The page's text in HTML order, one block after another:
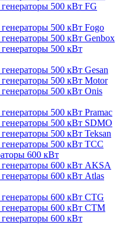
500 кВт FG
500 кВт Fogo
500 кВт Genbox
500 кВт
500 кВт Gesan
500 кВт Motor
500 кВт Onis
500 кВт Pramac
500 кВт SDMO
500 кВт Teksan
500 кВт ТСС
600 кВт
600 кВт AKSA
600 кВт Atlas
600 кВт CTG
600 кВт CTM
600 кВт